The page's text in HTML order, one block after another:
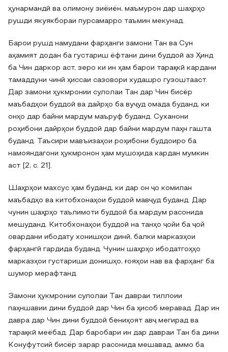
ҳунармандӣ ва олимону зиёиён, маъмурон дар шаҳрҳо
рушди якуякбораи пурсамарро таъмин мекунад.
Барои рушд намудани фарҳанги замони Тан ва Сун
аҳамият додан ба густариш ёфтани дини буддоӣ аз Ҳинд
ба Чин даркор аст, зеро ки ин ҳам барои тарақкӣ кардани
тамаддуни чинӣ ҳиссаи сазовори худашро гузоштааст.
Дар замони ҳукмронии сулолаи Тан дар Чин бисёр
маъбадҳои буддоӣ ва дайрҳо ба вуҷуд омада буданд, ки
онҳо дар байни мардум маъруф буданд. Суханони
роҳибони дайрҳои буддоӣ дар байни мардум паҳн гашта
буданд. Таъсири мавъизаҳои роҳибони буддоиро ба
намояндагони ҳукмронон ҳам мушоҳида кардан мумкин
аст [2, с. 21].
Шаҳрҳои махсус ҳам буданд, ки дар он ҷо комилан
маъбадҳо ва китобхонаҳои буддоӣ мавҷуд буданд. Дар
чунин шаҳрҳо таълимоти буддоӣ ба мардум расонида
мешуданд. Китобхонаҳои буддоӣ на танҳо ҷойи ба ҷой
овардани ибодату хонишҳои динӣ, балки марказҳои
фарҳангӣ гардида буданд. Чунин шаҳрҳо ибодатгоҳҳо
марказҳои густариши донишҳо, ғояҳои нав ва фарҳанг ба
шумор мерафтанд.
Замони ҳукмронии сулолаи Тан давраи тиллоии
паҳншавии дини буддоӣ дар Чин ба ҳисоб меравад. Дар ин
давра дар Чин дини буддоӣ бениҳоят авҷ мегирад ва
тарақкӣ меёбад. Дар баробари ин дар давраи Тан ба дини
Конуфутсий бисёр зарар расонида мешавад, аммо ба